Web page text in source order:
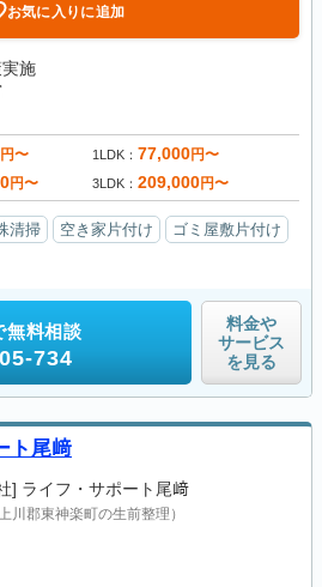
お気に入りに追加
施
円〜 1LDK 77,000円〜
円〜 3LDK 209,000円〜
清掃 空き家片付け
ゴミ屋敷片付け
無料相談
734
料金や
サービス
を見る
ト尾﨑
] ライフ・サポート尾﨑
川郡東神楽町の生前整理）